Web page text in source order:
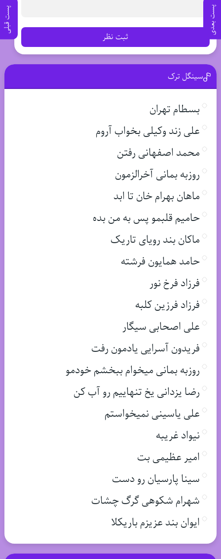
پست بعدی پست قبلی
ثبت نظر
سینگل ترک
بسطام تهران
علی زند وکیلی بخواب آروم
محمد اصفهانی رفتن
روزبه بمانی آخرالزمون
ماهان بهرام خان تا ابد
حامیم قلبمو پس به من بده
ماکان بند رویای تاریک
حامد همایون فرشته
فرزاد فرخ نور
فرزاد فرزین کلبه
علی اصحابی سیگار
فریدون آسرایی یادمون رفت
روزبه بمانی میخوام ببخشم خودمو
رضا یزدانی یخ تنهاییم رو آب کن
علی یاسینی نمیخواستم
نیواد غریبه
امیر عظیمی بت
سینا پارسیان رو دست
شهرام شکوهی گرگ چشات
ایوان بند عزیزم باریکلا